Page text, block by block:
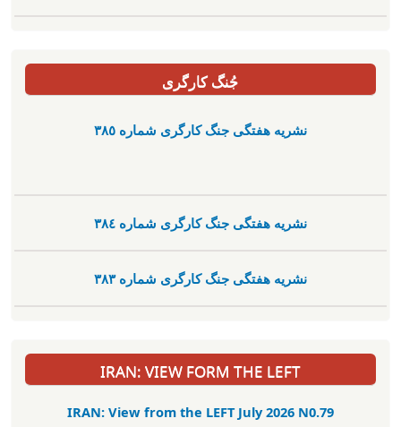
جُنگ کارگری
نشریە هفتگی جنگ کارگری شمارە ٣٨٥
نشریە هفتگی جنگ کارگری شمارە ٣٨٤
نشریە هفتگی جنگ کارگری شمارە ٣٨٣
IRAN: VIEW FORM THE LEFT
IRAN: View from the LEFT July 2026 N0.79